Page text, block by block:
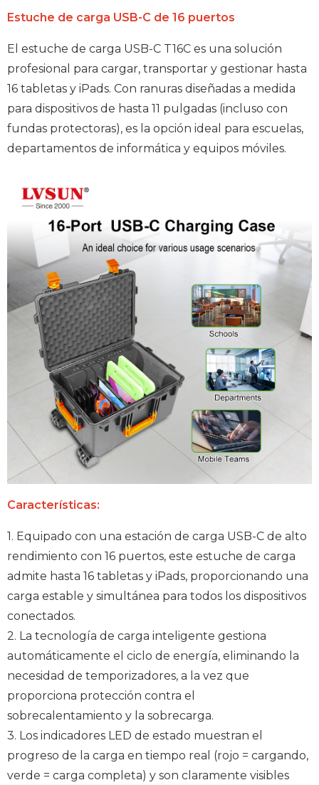
Estuche de carga USB-C de 16 puertos
El estuche de carga USB-C T16C es una solución
profesional para cargar, transportar y gestionar hasta
16 tabletas y iPads. Con ranuras diseñadas a medida
para dispositivos de hasta 11 pulgadas (incluso con
fundas protectoras), es la opción ideal para escuelas,
departamentos de informática y equipos móviles.
Características:
1. Equipado con una estación de carga USB-C de alto
rendimiento con 16 puertos, este estuche de carga
admite hasta 16 tabletas y iPads, proporcionando una
carga estable y simultánea para todos los dispositivos
conectados.
2. La tecnología de carga inteligente gestiona
automáticamente el ciclo de energía, eliminando la
necesidad de temporizadores, a la vez que
proporciona protección contra el
sobrecalentamiento y la sobrecarga.
3. Los indicadores LED de estado muestran el
progreso de la carga en tiempo real (rojo = cargando,
verde = carga completa) y son claramente visibles